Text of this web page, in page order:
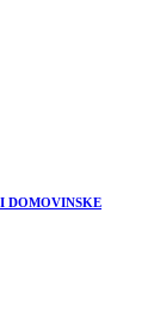
DOMOVINSKE